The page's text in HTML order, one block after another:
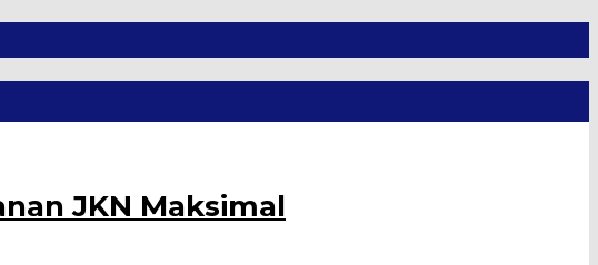
JKN Maksimal